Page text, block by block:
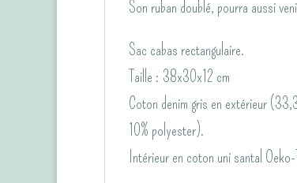
Son ruban doublé, pourra aussi
Sac cabas rectangulaire.
Taille : 38x30x12 cm
Coton denim gris en extérieur
10% polyester).
Intérieur en coton uni santal